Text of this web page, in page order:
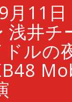
シ
ン
を
切
り
替
え
11日
浅井チ
ルの